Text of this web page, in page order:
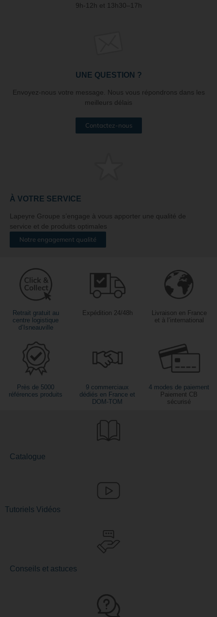
9h-12h et 13h30–17h
UNE QUESTION ?
Envoyez-nous votre message. Nous vous répondrons dans les
meilleurs délais
Contactez-nous
À VOTRE SERVICE
Lapeyre Groupe s’engage à vous apporter une qualité de
service et de produits optimales
Notre engagement qualité
Retrait gratuit au
centre logistique
d’Isneauville
Expédition 24/48h
Livraison en France
et à l’international
Près de 5000
références produits
9 commerciaux
dédiés en France et
DOM-TOM
4 modes de paiement
Paiement CB
sécurisé
Catalogue
Tutoriels Vidéos
Conseils et astuces